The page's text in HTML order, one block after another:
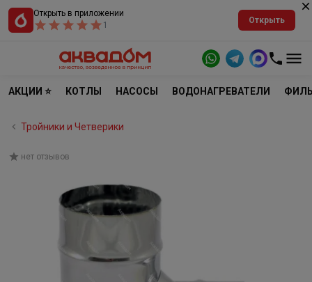
Открыть в приложении
1
Открыть
АКЦИИ ⭐ КОТЛЫ НАСОСЫ ВОДОНАГРЕВАТЕЛИ
Тройники и Четверики
нет отзывов